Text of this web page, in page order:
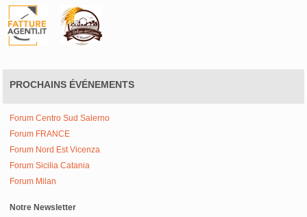
PROCHAINS ÉVÉNEMENTS
Forum Centro Sud Salerno
Forum FRANCE
Forum Nord Est Vicenza
Forum Sicilia Catania
Forum Milan
Notre Newsletter